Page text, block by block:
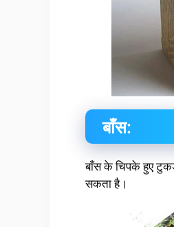
बाँस:
बाँस के चिपके हुए
सकता है।